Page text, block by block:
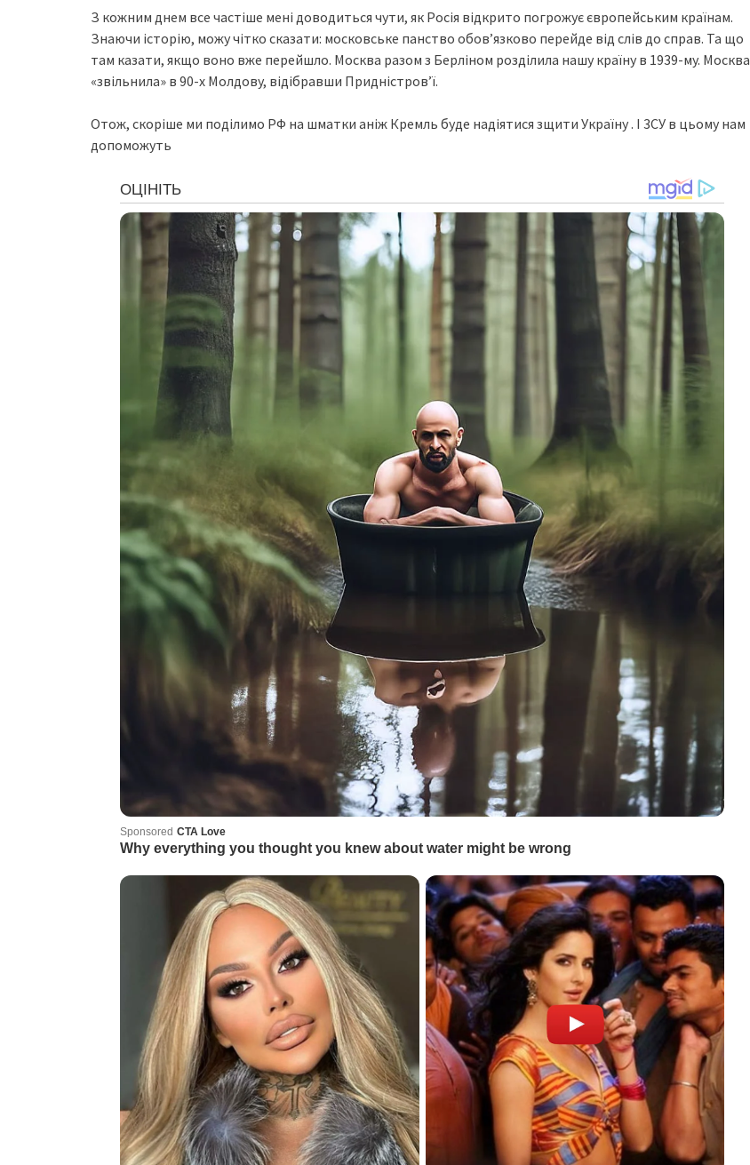
З кожним днем ​​все частіше мені доводиться чути, як Росія відкрито погрожує європейським країнам.
Знаючи історію, можу чітко сказати: московське панство обов’язково перейде від слів до справ. Та що
там казати, якщо воно вже перейшло. Москва разом з Берліном розділила нашу країну в 1939-му. Москва
«звільнила» в 90-х Молдову, відібравши Придністров’ї.
Отож, скоріше ми поділимо РФ на шматки аніж Кремль буде надіятися зщити Україну . І 3СУ в цьому нам
допоможуть